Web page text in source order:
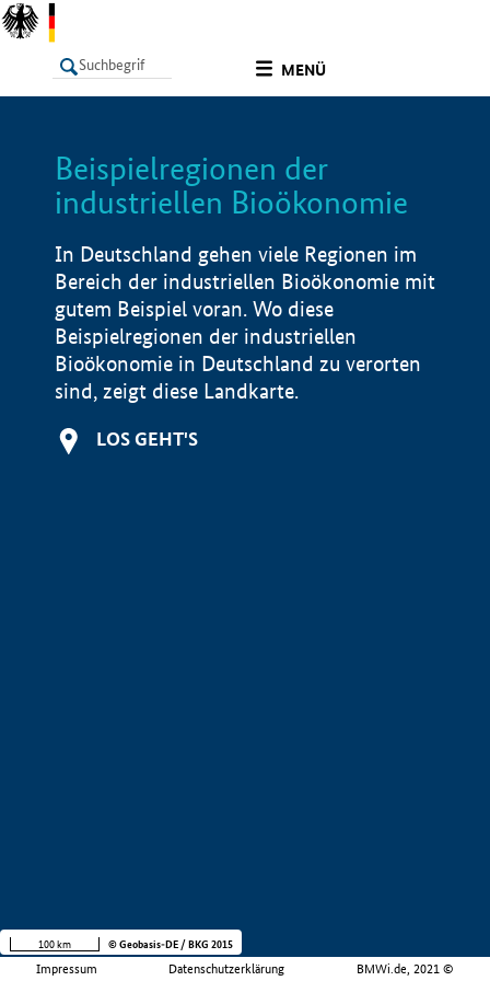
MENÜ
LISTE
Beispielregionen der
industriellen Bioökonomie
In Deutschland gehen viele Regionen im
Bereich der industriellen Bioökonomie mit
gutem Beispiel voran. Wo diese
Beispielregionen der industriellen
Bioökonomie in Deutschland zu verorten
sind, zeigt diese Landkarte.
LOS GEHT'S
Impressum Datenschutzerklärung BMWi.de, 2021 ©
100 km © Geobasis-DE / BKG 2015